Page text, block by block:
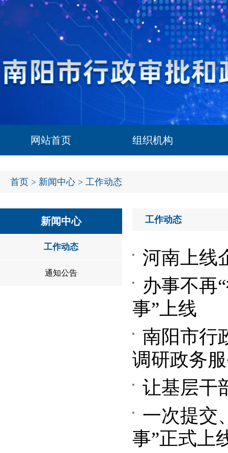
网站首页 组织机构
首页 > 新闻中心 > 工作动态
新闻中心
工作动态
通知公告
工作动态
河南上线
办事不再
事”上线
南阳市行
调研政务
让基层干
一次提交
事”正式上